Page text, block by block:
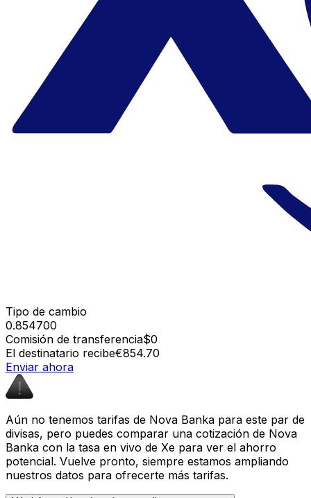
Tipo de cambio
0.854700
Comisión de transferencia$0
El destinatario recibe€854.70
Enviar ahora
Aún no tenemos tarifas de Nova Banka para este par de
divisas, pero puedes comparar una cotización de Nova
Banka con la tasa en vivo de Xe para ver el ahorro
potencial. Vuelve pronto, siempre estamos ampliando
nuestros datos para ofrecerte más tarifas.